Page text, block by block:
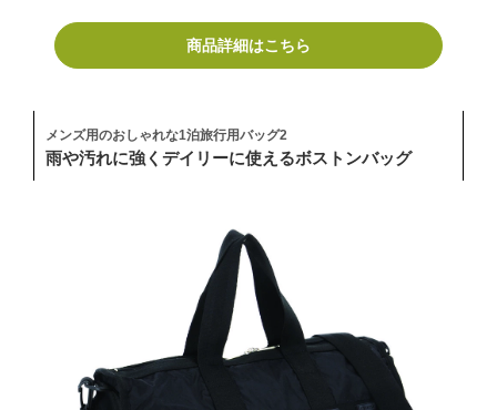
商品詳細はこちら
メンズ用のおしゃれな1泊旅行用バッグ2
雨や汚れに強くデイリーに使えるボストンバッグ